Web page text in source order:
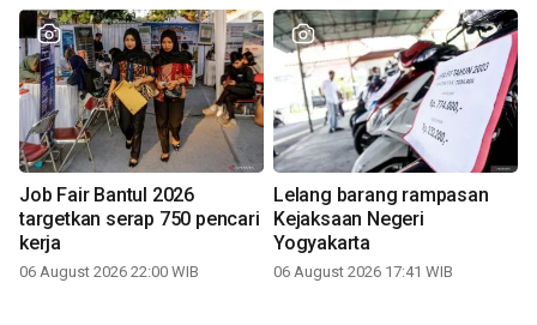
Job Fair Bantul 2026
targetkan serap 750 pencari
kerja
06 August 2026 22:00 WIB
Lelang barang rampasan
Kejaksaan Negeri
Yogyakarta
06 August 2026 17:41 WIB